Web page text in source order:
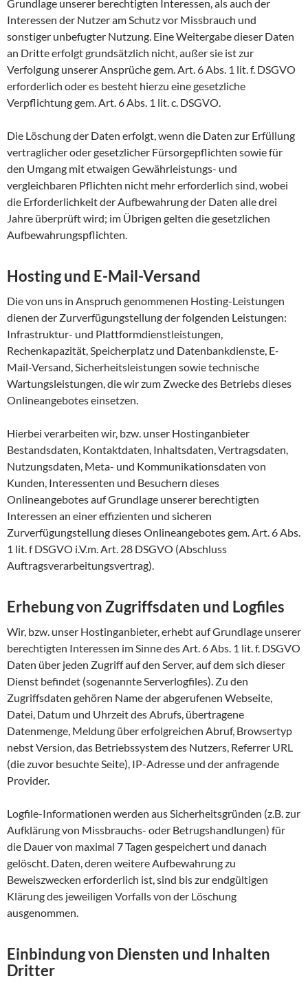
Grundlage unserer berechtigten Interessen, als auch der
Interessen der Nutzer am Schutz vor Missbrauch und
sonstiger unbefugter Nutzung. Eine Weitergabe dieser Daten
an Dritte erfolgt grundsätzlich nicht, außer sie ist zur
Verfolgung unserer Ansprüche gem. Art. 6 Abs. 1 lit. f. DSGVO
erforderlich oder es besteht hierzu eine gesetzliche
Verpflichtung gem. Art. 6 Abs. 1 lit. c. DSGVO.
Die Löschung der Daten erfolgt, wenn die Daten zur Erfüllung
vertraglicher oder gesetzlicher Fürsorgepflichten sowie für
den Umgang mit etwaigen Gewährleistungs- und
vergleichbaren Pflichten nicht mehr erforderlich sind, wobei
die Erforderlichkeit der Aufbewahrung der Daten alle drei
Jahre überprüft wird; im Übrigen gelten die gesetzlichen
Aufbewahrungspflichten.
Hosting und E-Mail-Versand
Die von uns in Anspruch genommenen Hosting-Leistungen
dienen der Zurverfügungstellung der folgenden Leistungen:
Infrastruktur- und Plattformdienstleistungen,
Rechenkapazität, Speicherplatz und Datenbankdienste, E-
Mail-Versand, Sicherheitsleistungen sowie technische
Wartungsleistungen, die wir zum Zwecke des Betriebs dieses
Onlineangebotes einsetzen.
Hierbei verarbeiten wir, bzw. unser Hostinganbieter
Bestandsdaten, Kontaktdaten, Inhaltsdaten, Vertragsdaten,
Nutzungsdaten, Meta- und Kommunikationsdaten von
Kunden, Interessenten und Besuchern dieses
Onlineangebotes auf Grundlage unserer berechtigten
Interessen an einer effizienten und sicheren
Zurverfügungstellung dieses Onlineangebotes gem. Art. 6 Abs.
1 lit. f DSGVO i.V.m. Art. 28 DSGVO (Abschluss
Auftragsverarbeitungsvertrag).
Erhebung von Zugriffsdaten und Logfiles
Wir, bzw. unser Hostinganbieter, erhebt auf Grundlage unserer
berechtigten Interessen im Sinne des Art. 6 Abs. 1 lit. f. DSGVO
Daten über jeden Zugriff auf den Server, auf dem sich dieser
Dienst befindet (sogenannte Serverlogfiles). Zu den
Zugriffsdaten gehören Name der abgerufenen Webseite,
Datei, Datum und Uhrzeit des Abrufs, übertragene
Datenmenge, Meldung über erfolgreichen Abruf, Browsertyp
nebst Version, das Betriebssystem des Nutzers, Referrer URL
(die zuvor besuchte Seite), IP-Adresse und der anfragende
Provider.
Logfile-Informationen werden aus Sicherheitsgründen (z.B. zur
Aufklärung von Missbrauchs- oder Betrugshandlungen) für
die Dauer von maximal 7 Tagen gespeichert und danach
gelöscht. Daten, deren weitere Aufbewahrung zu
Beweiszwecken erforderlich ist, sind bis zur endgültigen
Klärung des jeweiligen Vorfalls von der Löschung
ausgenommen.
Einbindung von Diensten und Inhalten
Dritter